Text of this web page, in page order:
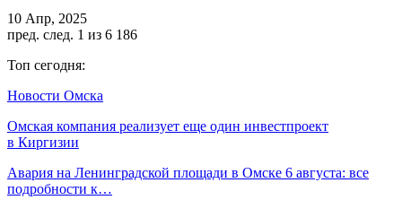
10 Апр, 2025
пред. след. 1 из 6 186
Топ сегодня:
Новости Омска
Омская компания реализует еще один инвестпроект
в Киргизии
Авария на Ленинградской площади в Омске 6 августа: все
подробности к…